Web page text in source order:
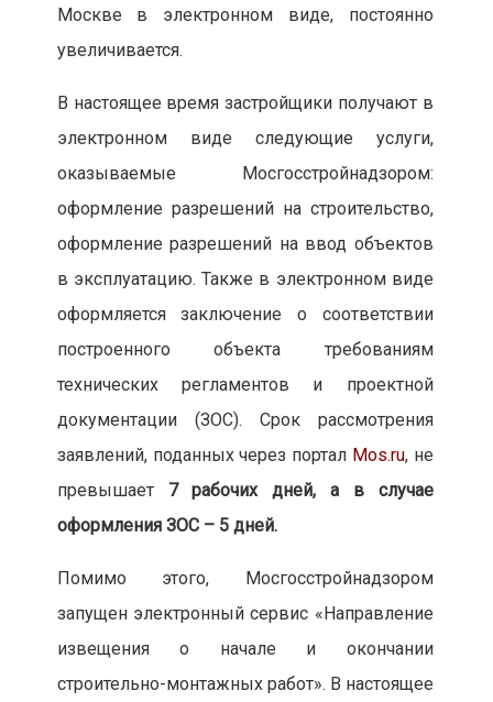
Москве в электронном виде, постоянно
увеличивается.
В настоящее время застройщики получают в
электронном виде следующие услуги,
оказываемые Мосгосстройнадзором:
оформление разрешений на строительство,
оформление разрешений на ввод объектов
в эксплуатацию. Также в электронном виде
оформляется заключение о соответствии
построенного объекта требованиям
технических регламентов и проектной
документации (ЗОС). Срок рассмотрения
заявлений, поданных через портал Mos.ru, не
превышает 7 рабочих дней, а в случае
оформления ЗОС – 5 дней.
Помимо этого, Мосгосстройнадзором
запущен электронный сервис «Направление
извещения о начале и окончании
строительно-монтажных работ». В настоящее